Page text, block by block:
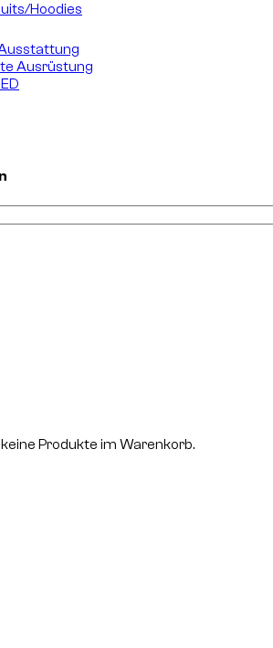
Hoodies
Ausrüstung
Produkte im Warenkorb.